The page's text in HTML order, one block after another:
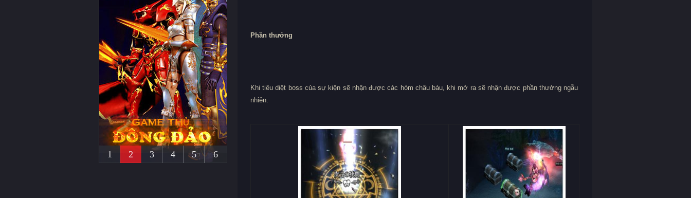
1 2 3 4 5 6
Phần thưởng
Khi tiêu diệt boss của sự kiện sẽ nhận được các hòm châu báu, khi mở ra sẽ nhận được phần thưởng ngẫu
nhiên.